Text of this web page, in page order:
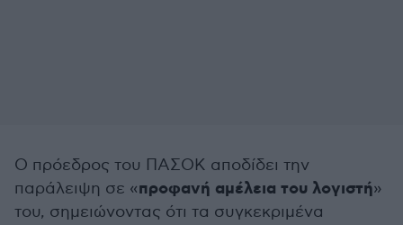
Ο πρόεδρος του ΠΑΣΟΚ αποδίδει την
παράλειψη σε «προφανή αμέλεια του λογιστή»
του, σημειώνοντας ότι τα συγκεκριμένα